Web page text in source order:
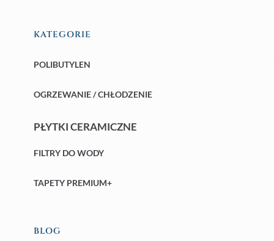
KATEGORIE
POLIBUTYLEN
OGRZEWANIE / CHŁODZENIE
PŁYTKI CERAMICZNE
FILTRY DO WODY
TAPETY PREMIUM+
BLOG